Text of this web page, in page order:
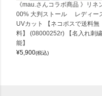
《mau.さんコラボ商品 》リネ
00% 大判ストール レディー
UVカット 【ネコポスで送料無
料】 (08000252r) 【名入れ刺
能】
¥5,900(税込)